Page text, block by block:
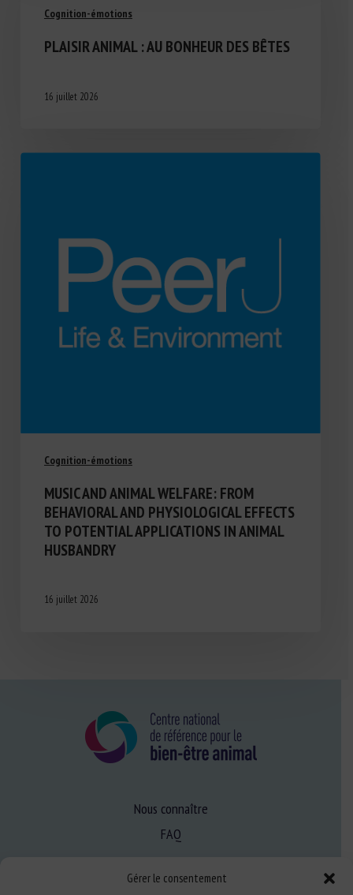
Gérer le consentement
Cognition-émotions
PLAISIR ANIMAL : AU BONHEUR DES BÊTES
16 juillet 2026
Cognition-émotions
MUSIC AND ANIMAL WELFARE: FROM
BEHAVIORAL AND PHYSIOLOGICAL EFFECTS
TO POTENTIAL APPLICATIONS IN ANIMAL
HUSBANDRY
16 juillet 2026
Nous connaître
FAQ
Expertise